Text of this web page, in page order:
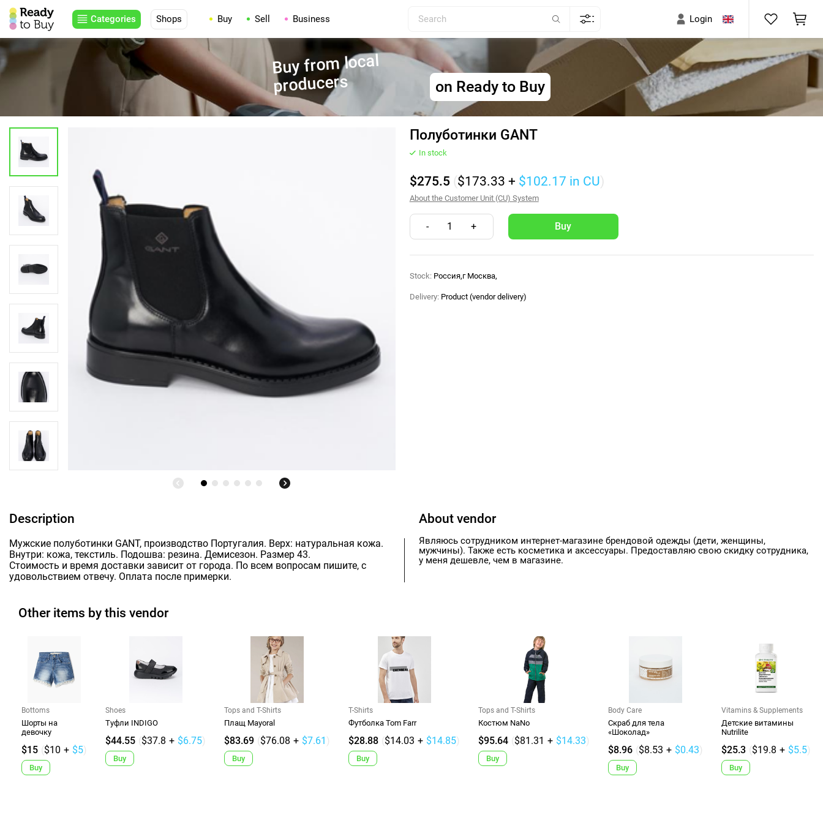
Categories Shops Buy Sell Business Login
Buy from local
producers on Ready to Buy
Полуботинки GANT
In stock
$275.5 ($173.33 + $102.17 in CU)
About the Customer Unit (CU) System
- 1 +
Stock: Россия,г Москва,
Delivery: Product (vendor delivery)
Description
Мужские полуботинки GANT, производство Португалия. Верх: натуральная кожа.
Внутри: кожа, текстиль. Подошва: резина. Демисезон. Размер 43.
Стоимость и время доставки зависит от города. По всем вопросам пишите, с
удовольствием отвечу. Оплата после примерки.
About vendor
Являюсь сотрудником интернет-магазине брендовой одежды (дети, женщины,
мужчины). Также есть косметика и аксессуары. Предоставляю свою скидку сотрудника,
у меня дешевле, чем в магазине.
Other items by this vendor
Bottoms
Шорты на
девочку
$15 ($10 + $5)
Buy
Shoes
Туфли INDIGO
$44.55 ($37.8 + $6.75)
Buy
Tops and T-Shirts
Плащ Mayoral
$83.69 ($76.08 + $7.61 )
Buy
T-Shirts
Футболка Tom Farr
$28.88 ($14.03 + $14.85)
Buy
Tops and T-Shirts
Костюм NaNo
$95.64 ($81.31 + $14.33)
Buy
Body Care
Скраб для тела
«Шоколад»
$8.96 ($8.53 + $0.43)
Buy
Vitamins & Supplements
Детские витамины
Nutrilite
$25.3 ($19.8 + $5.5)
Buy